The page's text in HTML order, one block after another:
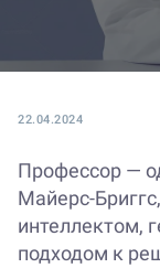
22.04.2024
Профессор —
Майерс-
интеллектом,
подходом к